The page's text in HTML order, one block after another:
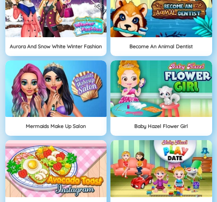
Aurora And Snow White Winter Fashion Become An Animal Dentist
Mermaids Make Up Salon Baby Hazel Flower Girl